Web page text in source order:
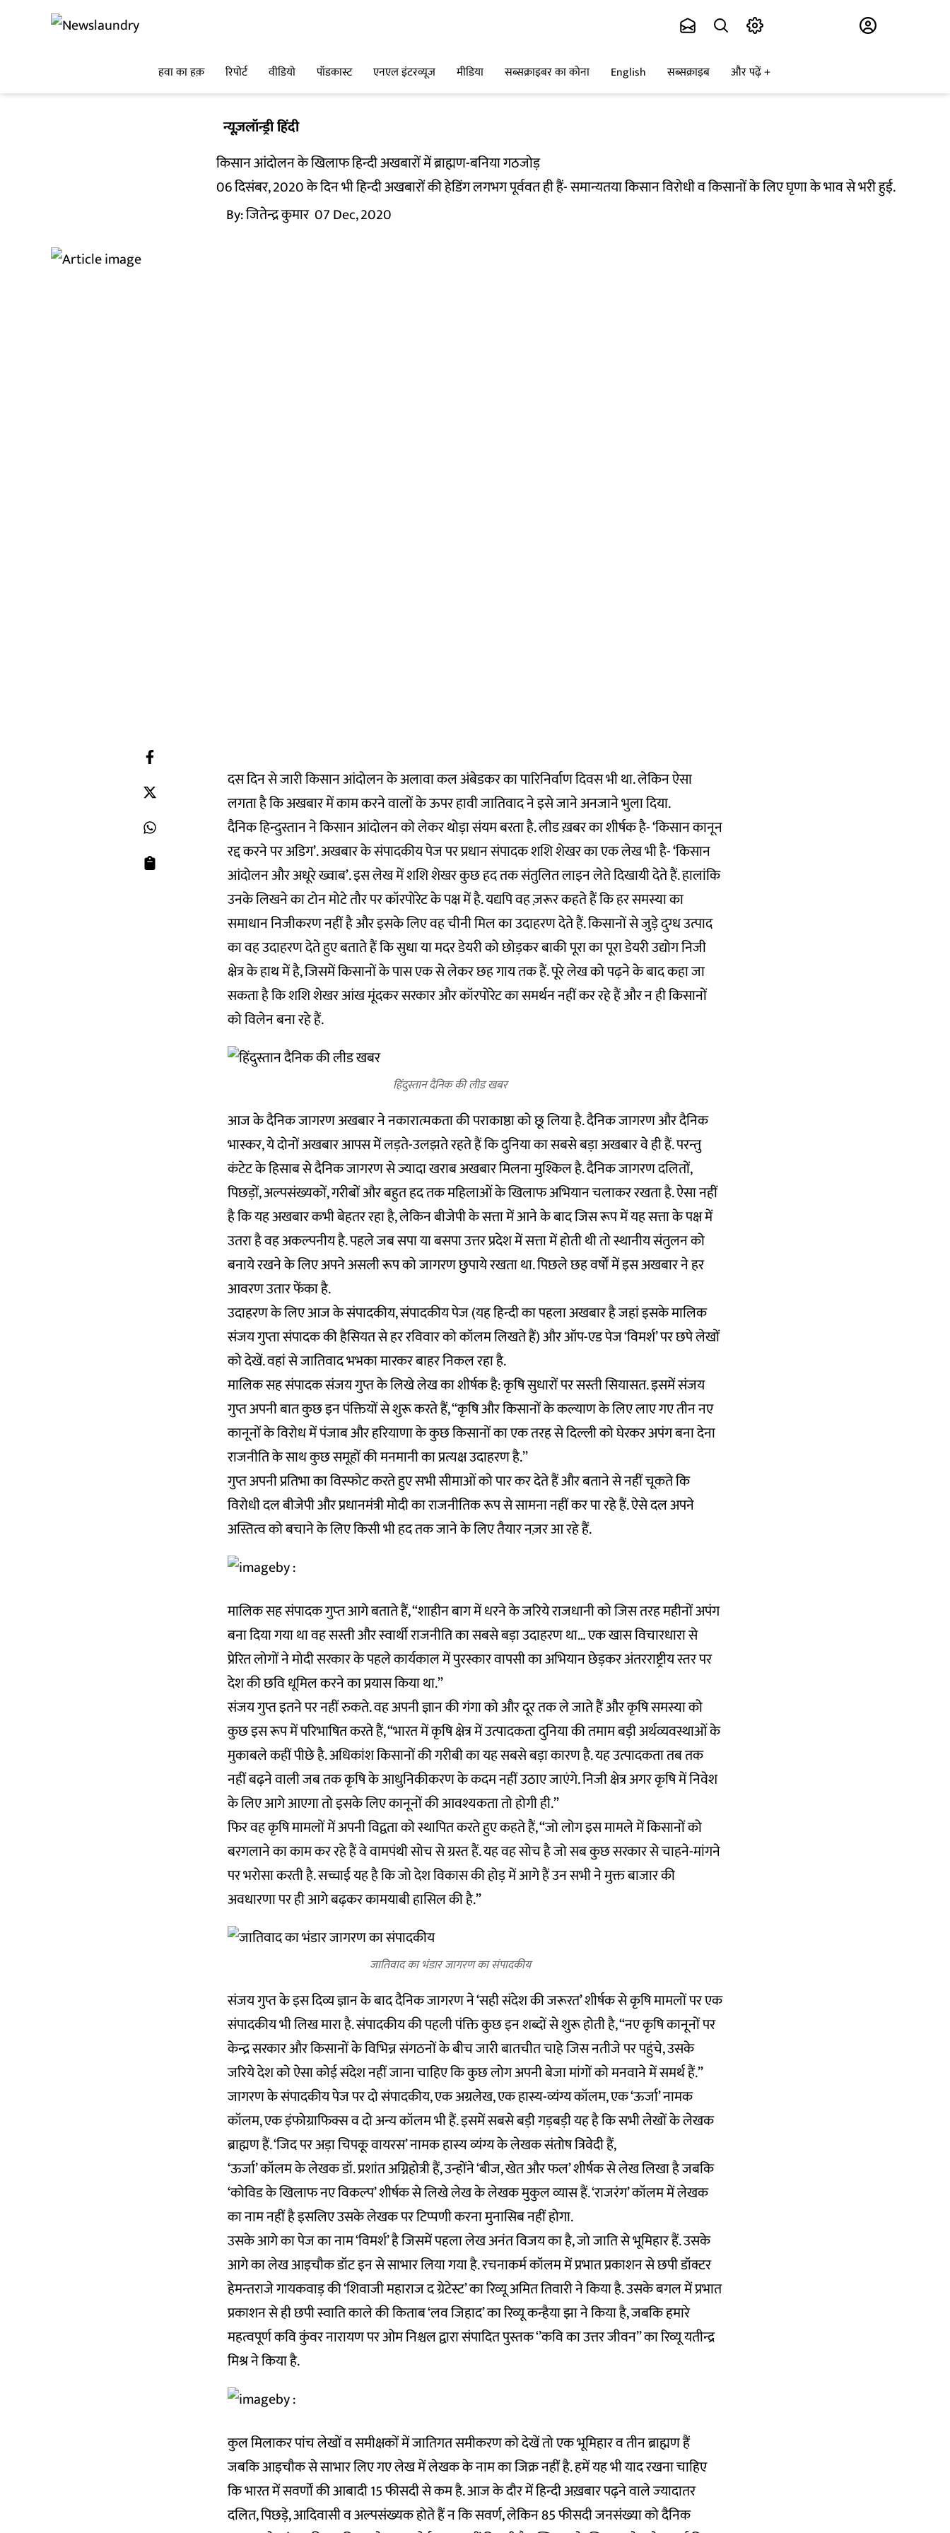
हवा का हक़ रिपोर्ट वीडियो पॉडकास्ट एनएल इंटरव्यूज मीडिया सब्सक्राइबर का कोना English सब्सक्राइब और पढ़ें
न्यूज़लॉन्ड्री हिंदी
किसान आंदोलन के खिलाफ हिन्दी अखबारों में ब्राह्मण-बनिया गठजोड़
06 दिसंबर, 2020 के दिन भी हिन्दी अखबारों की हेडिंग लगभग पूर्ववत ही हैं- समान्यतया किसान विरोधी व किसानों के लिए घृणा के भाव से भरी हुई.
By:जितेन्द्र कुमार 07 Dec, 2020
दस दिन से जारी किसान आंदोलन के अलावा कल अंबेडकर का पारिनिर्वाण दिवस भी था. लेकिन ऐसा
लगता है कि अखबार में काम करने वालों के ऊपर हावी जातिवाद ने इसे जाने अनजाने भुला दिया.
दैनिक हिन्दुस्तान ने किसान आंदोलन को लेकर थोड़ा संयम बरता है. लीड ख़बर का शीर्षक है- ‘किसान कानून
रद्द करने पर अडिग’. अखबार के संपादकीय पेज पर प्रधान संपादक शशि शेखर का एक लेख भी है- ‘किसान
आंदोलन और अधूरे ख्वाब’. इस लेख में शशि शेखर कुछ हद तक संतुलित लाइन लेते दिखायी देते हैं. हालांकि
उनके लिखने का टोन मोटे तौर पर कॉरपोरेट के पक्ष में है. यद्यपि वह ज़रूर कहते हैं कि हर समस्या का
समाधान निजीकरण नहीं है और इसके लिए वह चीनी मिल का उदाहरण देते हैं. किसानों से जुड़े दुग्‍ध उत्पाद
का वह उदाहरण देते हुए बताते हैं कि सुधा या मदर डेयरी को छोड़कर बाकी पूरा का पूरा डेयरी उद्योग निजी
क्षेत्र के हाथ में है, जिसमें किसानों के पास एक से लेकर छह गाय तक हैं. पूरे लेख को पढ़ने के बाद कहा जा
सकता है कि शशि शेखर आंख मूंदकर सरकार और कॉरपोरेट का समर्थन नहीं कर रहे हैं और न ही किसानों
को विलेन बना रहे हैं.
हिंदुस्तान दैनिक की लीड खबर
आज के दैनिक जागरण अखबार ने नकारात्मकता की पराकाष्ठा को छू लिया है. दैनिक जागरण और दैनिक
भास्कर, ये दोनों अखबार आपस में लड़ते-उलझते रहते हैं कि दुनिया का सबसे बड़ा अखबार वे ही हैं. परन्तु
कंटेट के हिसाब से दैनिक जागरण से ज्यादा खराब अखबार मिलना मुश्किल है. दैनिक जागरण दलितों,
पिछड़ों, अल्पसंख्यकों, गरीबों और बहुत हद तक महिलाओं के खिलाफ अभियान चलाकर रखता है. ऐसा नहीं
है कि यह अखबार कभी बेहतर रहा है, लेकिन बीजेपी के सत्ता में आने के बाद जिस रूप में यह सत्ता के पक्ष में
उतरा है वह अकल्पनीय है. पहले जब सपा या बसपा उत्तर प्रदेश में सत्ता में होती थी तो स्थानीय संतुलन को
बनाये रखने के लिए अपने असली रूप को जागरण छुपाये रखता था. पिछले छह वर्षों में इस अखबार ने हर
आवरण उतार फेंका है.
उदाहरण के लिए आज के संपादकीय, संपादकीय पेज (यह हिन्दी का पहला अखबार है जहां इसके मालिक
संजय गुप्ता संपादक की हैसियत से हर रविवार को कॉलम लिखते हैं) और ऑप-एड पेज ‘विमर्श’ पर छपे लेखों
को देखें. वहां से जातिवाद भभका मारकर बाहर निकल रहा है.
मालिक सह संपादक संजय गुप्त के लिखे लेख का शीर्षक है: कृषि सुधारों पर सस्ती सियासत. इसमें संजय
गुप्त अपनी बात कुछ इन पंक्तियों से शुरू करते हैं, “कृषि और किसानों के कल्याण के लिए लाए गए तीन नए
कानूनों के विरोध में पंजाब और हरियाणा के कुछ किसानों का एक तरह से दिल्ली को घेरकर अपंग बना देना
राजनीति के साथ कुछ समूहों की मनमानी का प्रत्यक्ष उदाहरण है.”
गुप्त अपनी प्रतिभा का विस्फोट करते हुए सभी सीमाओं को पार कर देते हैं और बताने से नहीं चूकते कि
विरोधी दल बीजेपी और प्रधानमंत्री मोदी का राजनीतिक रूप से सामना नहीं कर पा रहे हैं. ऐसे दल अपने
अस्तित्व को बचाने के लिए किसी भी हद तक जाने के लिए तैयार नज़र आ रहे हैं.
मालिक सह संपादक गुप्‍त आगे बताते हैं, “शाहीन बाग में धरने के जरिये राजधानी को जिस तरह महीनों अपंग
बना दिया गया था वह सस्ती और स्वार्थी राजनीति का सबसे बड़ा उदाहरण था… एक खास विचारधारा से
प्रेरित लोगों ने मोदी सरकार के पहले कार्यकाल में पुरस्कार वापसी का अभियान छेड़कर अंतरराष्ट्रीय स्तर पर
देश की छवि धूमिल करने का प्रयास किया था.”
संजय गुप्त इतने पर नहीं रुकते. वह अपनी ज्ञान की गंगा को और दूर तक ले जाते हैं और कृषि समस्या को
कुछ इस रूप में परिभाषित करते हैं, “भारत में कृषि क्षेत्र में उत्पादकता दुनिया की तमाम बड़ी अर्थव्यवस्थाओं के
मुकाबले कहीं पीछे है. अधिकांश किसानों की गरीबी का यह सबसे बड़ा कारण है. यह उत्पादकता तब तक
नहीं बढ़ने वाली जब तक कृषि के आधुनिकीकरण के कदम नहीं उठाए जाएंगे. निजी क्षेत्र अगर कृषि में निवेश
के लिए आगे आएगा तो इसके लिए कानूनों की आवश्यकता तो होगी ही.”
फिर वह कृषि मामलों में अपनी विद्वता को स्थापित करते हुए कहते हैं, “जो लोग इस मामले में किसानों को
बरगलाने का काम कर रहे हैं वे वामपंथी सोच से ग्रस्त हैं. यह वह सोच है जो सब कुछ सरकार से चाहने-मांगने
पर भरोसा करती है. सच्चाई यह है कि जो देश विकास की होड़ में आगे हैं उन सभी ने मुक्त बाजार की
अवधारणा पर ही आगे बढ़कर कामयाबी हासिल की है.”
जातिवाद का भंडार जागरण का संपादकीय
संजय गुप्त के इस दिव्य ज्ञान के बाद दैनिक जागरण ने ‘सही संदेश की जरूरत’ शीर्षक से कृषि मामलों पर एक
संपादकीय भी लिख मारा है. संपादकीय की पहली पंक्ति कुछ इन शब्दों से शुरू होती है, “नए कृषि कानूनों पर
केन्द्र सरकार और किसानों के विभिन्न संगठनों के बीच जारी बातचीत चाहे जिस नतीजे पर पहुंचे, उसके
जरिये देश को ऐसा कोई संदेश नहीं जाना चाहिए कि कुछ लोग अपनी बेजा मांगों को मनवाने में समर्थ हैं.”
जागरण के संपादकीय पेज पर दो संपादकीय, एक अग्रलेख, एक हास्य-व्यंग्य कॉलम, एक ‘ऊर्जा’ नामक
कॉलम, एक इंफोग्राफिक्स व दो अन्य कॉलम भी हैं. इसमें सबसे बड़ी गड़बड़ी यह है कि सभी लेखों के लेखक
ब्राह्मण हैं. ‘जिद पर अड़ा चिपकू वायरस’ नामक हास्य व्यंग्य के लेखक संतोष त्रिवेदी हैं,
‘ऊर्जा’ कॉलम के लेखक डॉ. प्रशांत अग्निहोत्री हैं, उन्होंने ‘बीज, खेत और फल’ शीर्षक से लेख लिखा है जबकि
‘कोविड के खिलाफ नए विकल्प’ शीर्षक से लिखे लेख के लेखक मुकुल व्यास हैं. ‘राजरंग’ कॉलम में लेखक
का नाम नहीं है इसलिए उसके लेखक पर टिप्पणी करना मुनासिब नहीं होगा.
उसके आगे का पेज का नाम ‘विमर्श’ है जिसमें पहला लेख अनंत विजय का है, जो जाति से भूमिहार हैं. उसके
आगे का लेख आइचौक डॉट इन से साभार लिया गया है. रचनाकर्म कॉलम में प्रभात प्रकाशन से छपी डॉक्टर
हेमन्तराजे गायकवाड़ की ‘शिवाजी महाराज द ग्रेटेस्ट’ का रिव्यू अमित तिवारी ने किया है. उसके बगल में प्रभात
प्रकाशन से ही छपी स्वाति काले की किताब ‘लव जिहाद’ का रिव्यू कन्हैया झा ने किया है, जबकि हमारे
महत्वपूर्ण कवि कुंवर नारायण पर ओम निश्चल द्वारा संपादित पुस्तक ‘’कवि का उत्तर जीवन’’ का रिव्यू यतीन्द्र
मिश्र ने किया है.
कुल मिलाकर पांच लेखों व समीक्षकों में जातिगत समीकरण को देखें तो एक भूमिहार व तीन ब्राह्मण हैं
जबकि आइचौक से साभार लिए गए लेख में लेखक के नाम का जिक्र नहीं है. हमें यह भी याद रखना चाहिए
कि भारत में सवर्णों की आबादी 15 फीसदी से कम है. आज के दौर में हिन्दी अख़बार पढ़ने वाले ज्‍यादातर
दलित, पिछड़े, आदिवासी व अल्पसंख्यक होते हैं न कि सवर्ण, लेकिन 85 फीसदी जनसंख्या को दैनिक